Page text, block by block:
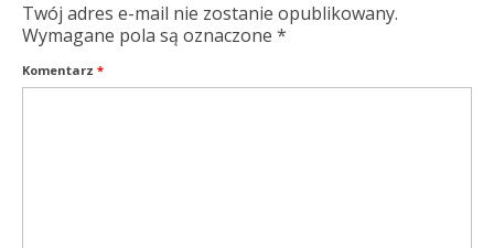
Twój adres e-mail nie zostanie opublikowany.
Wymagane pola są oznaczone *
Komentarz *